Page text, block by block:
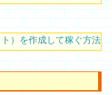
）を作成して稼ぐ方法